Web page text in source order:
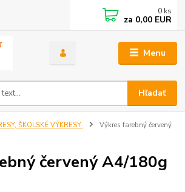
Menu
Hľadať
0 ks
za 0,00 EUR
ŠKOLSKÉ VÝKRESY
Výkres farebný červený
červený A4/180g